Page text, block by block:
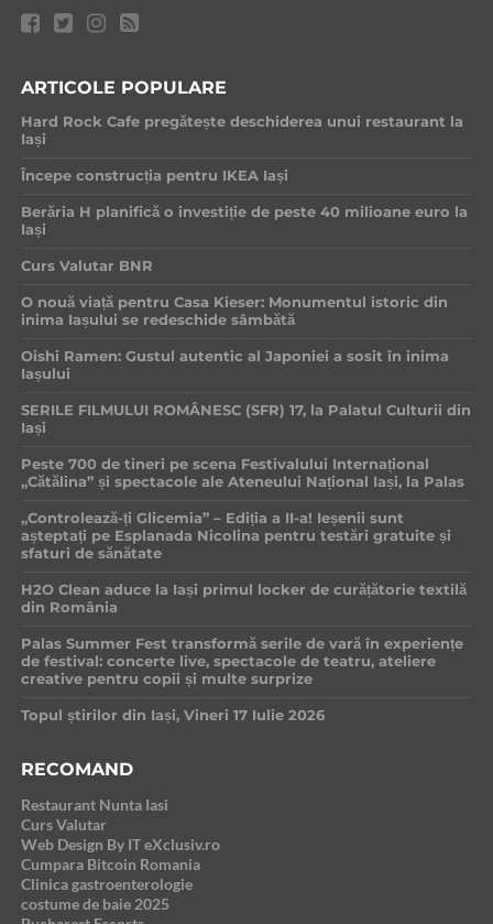
ARTICOLE POPULARE
Hard Rock Cafe pregătește deschiderea unui restaurant la
Iași
Începe construcția pentru IKEA Iași
Berăria H planifică o investiție de peste 40 milioane euro la
Iași
Curs Valutar BNR
O nouă viață pentru Casa Kieser: Monumentul istoric din
inima Iașului se redeschide sâmbătă
Oishi Ramen: Gustul autentic al Japoniei a sosit în inima
Iașului
SERILE FILMULUI ROMÂNESC (SFR) 17, la Palatul Culturii din
Iași
Peste 700 de tineri pe scena Festivalului Internațional
„Cătălina” și spectacole ale Ateneului Național Iași, la Palas
„Controlează-ți Glicemia” – Ediția a II-a! Ieșenii sunt
așteptați pe Esplanada Nicolina pentru testări gratuite și
sfaturi de sănătate
H2O Clean aduce la Iași primul locker de curățătorie textilă
din România
Palas Summer Fest transformă serile de vară în experiențe
de festival: concerte live, spectacole de teatru, ateliere
creative pentru copii și multe surprize
Topul știrilor din Iași, Vineri 17 Iulie 2026
RECOMAND
Restaurant Nunta Iasi
Curs Valutar
Web Design By IT eXclusiv.ro
Cumpara Bitcoin Romania
Clinica gastroenterologie
costume de baie 2025